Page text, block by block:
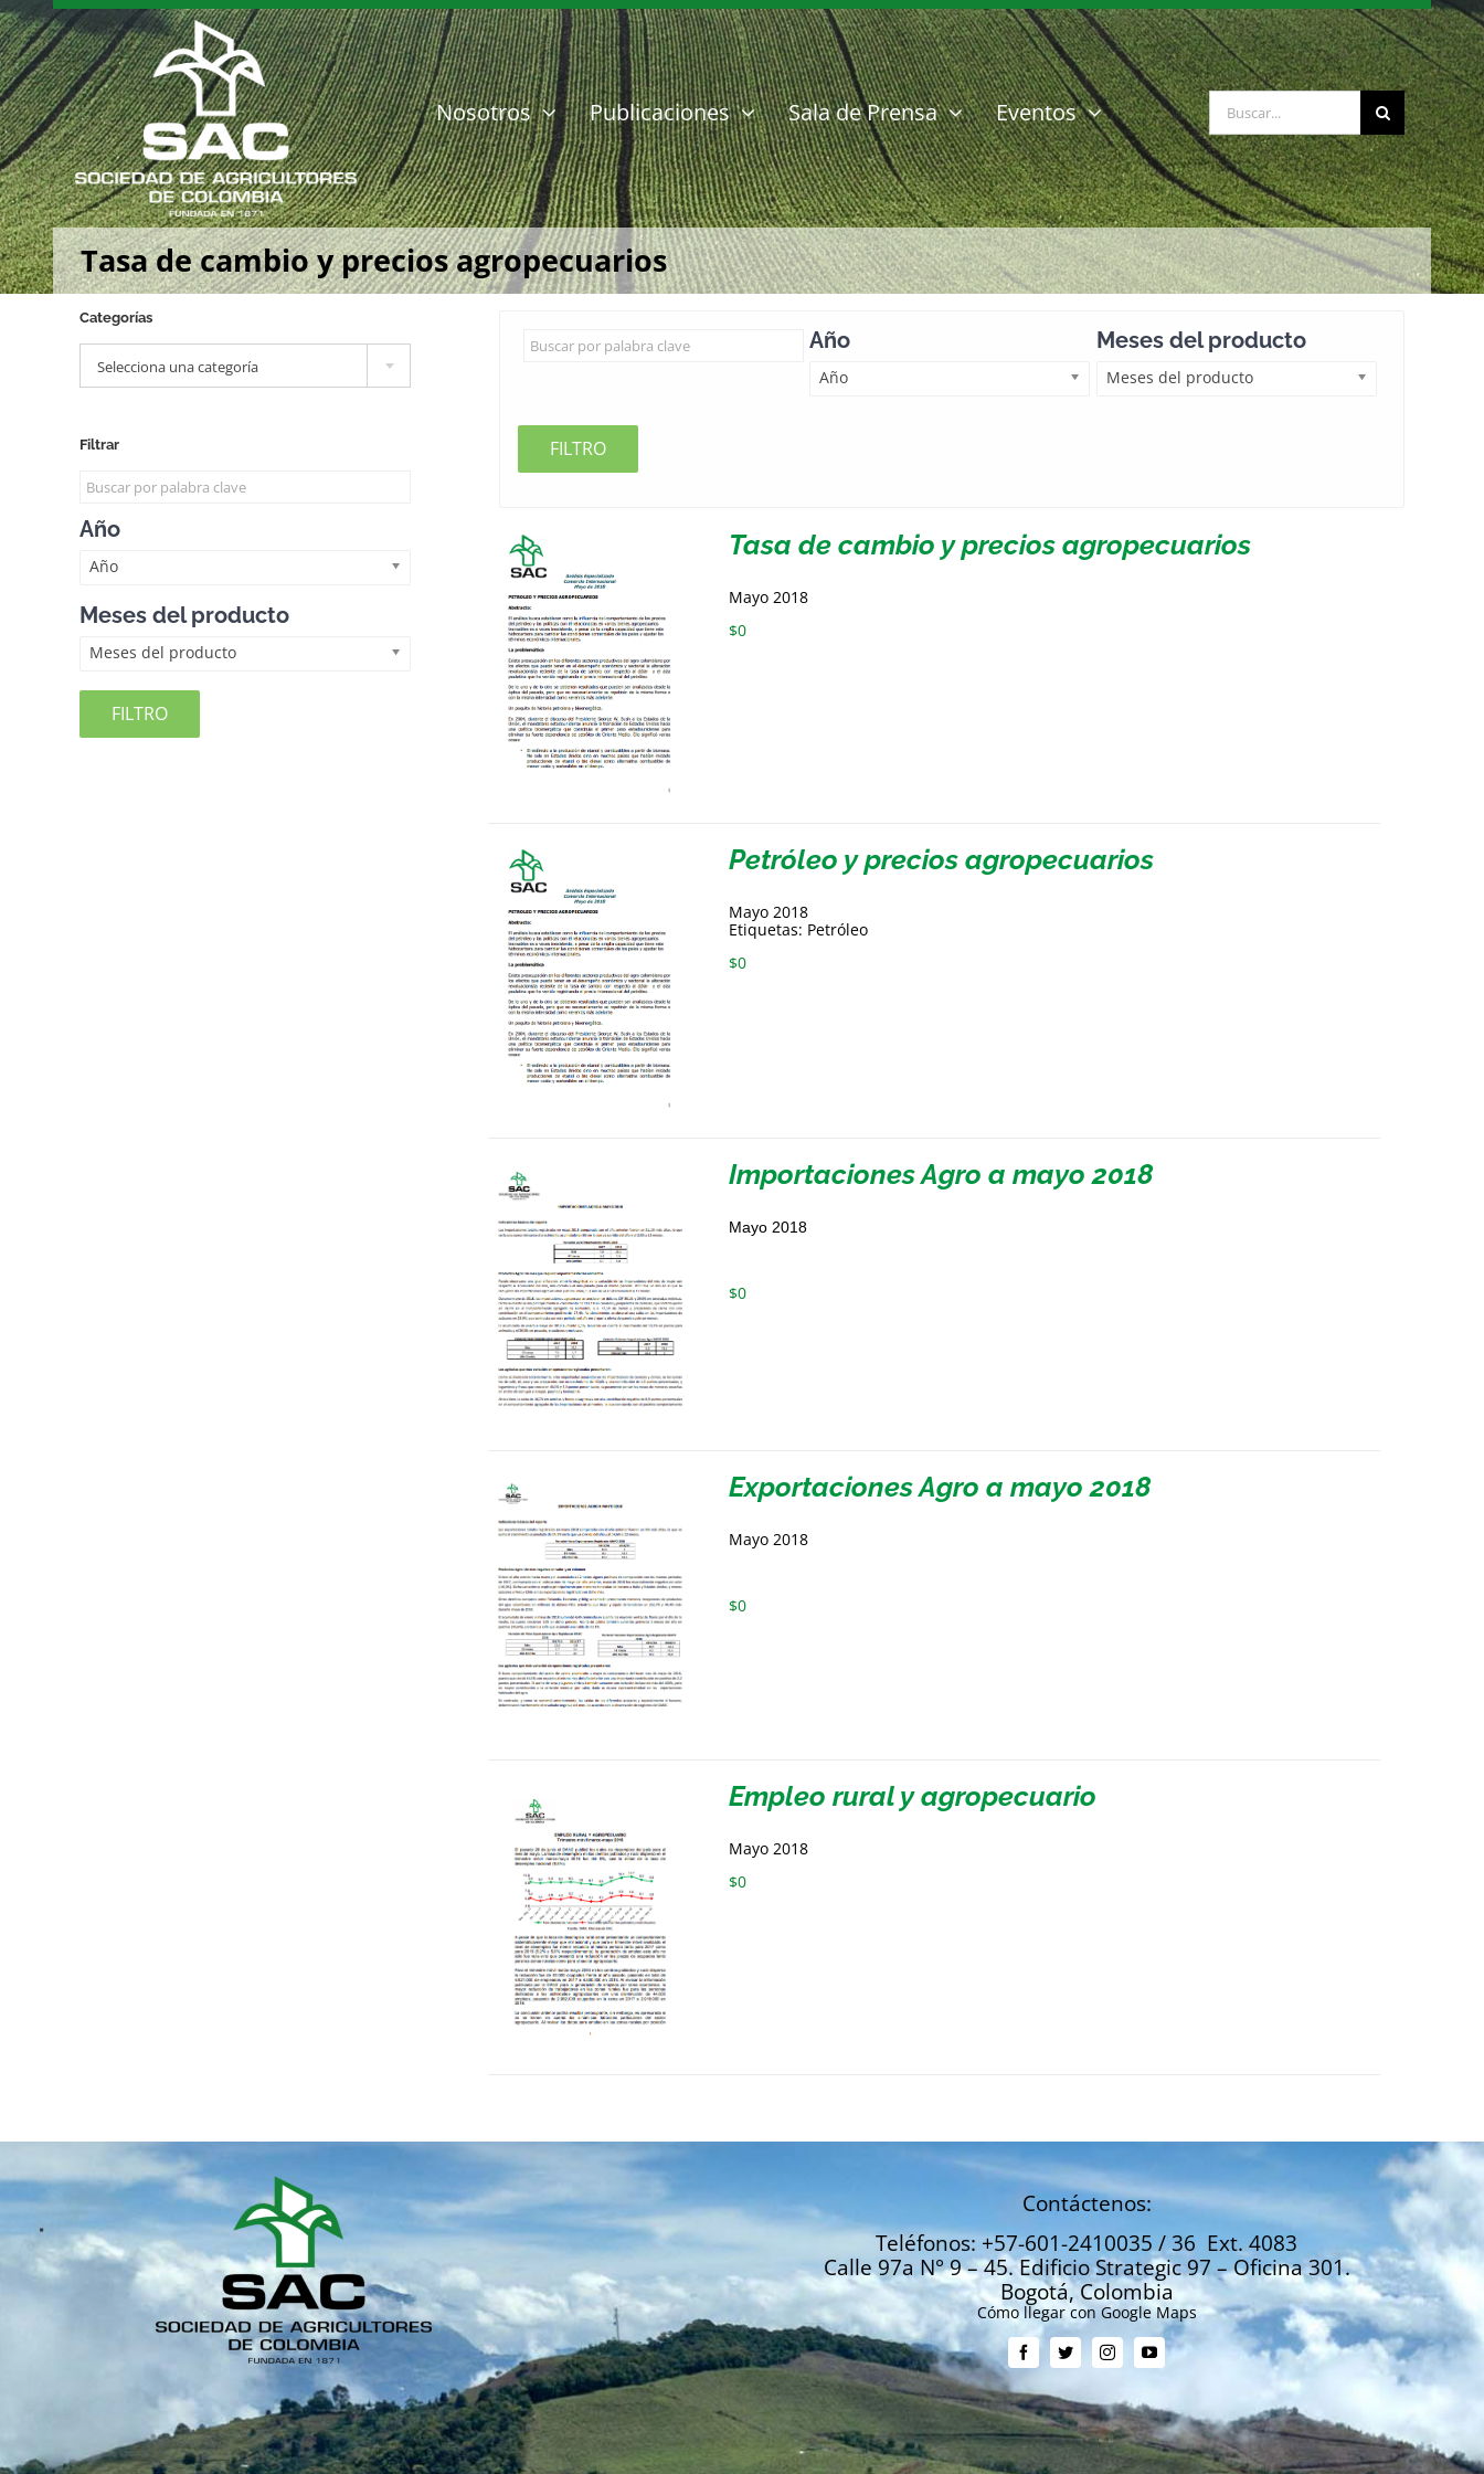
Saltar
al
contenido
Nosotros Publicaciones Sala de Prensa Eventos Buscar:
Tasa de cambio y precios agropecuarios
Año
Año
Meses del producto
Meses del producto
FILTRO
Tasa de cambio y precios agropecuarios
Mayo 2018
$0
Petróleo y precios agropecuarios
Mayo 2018
Etiquetas: Petróleo
$0
Importaciones Agro a mayo 2018
Mayo 2018
$0
Exportaciones Agro a mayo 2018
Mayo 2018
$0
Empleo rural y agropecuario
Mayo 2018
$0
Categorías
Selecciona una categoría
Filtrar
Año
Año
Meses del producto
Meses del producto
FILTRO
Contáctenos:
Teléfonos: +57-601-2410035 / 36 Ext. 4083
Calle 97a N° 9 – 45. Edificio Strategic 97 – Oficina 301.
Bogotá, Colombia
Cómo llegar con Google Maps